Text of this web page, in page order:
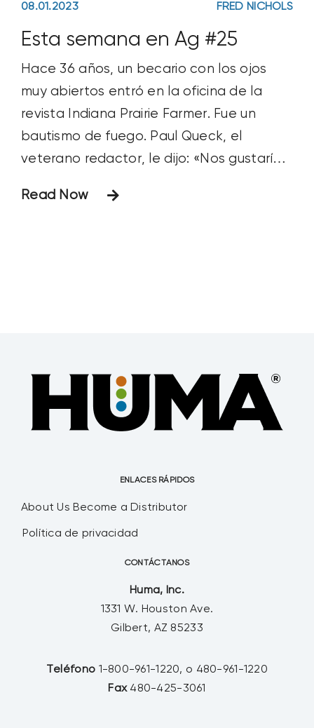
08.01.2023 FRED NICHOLS
Esta semana en Ag #25
Hace 36 años, un becario con los ojos
muy abiertos entró en la oficina de la
revista Indiana Prairie Farmer. Fue un
bautismo de fuego. Paul Queck, el
veterano redactor, le dijo: «Nos gustaría
que sea el artículo de portada de julio.
Read Now
ENLACES RÁPIDOS
About Us Become a Distributor
Política de privacidad
CONTÁCTANOS
Huma, Inc.
1331 W. Houston Ave.
Gilbert, AZ 85233
Teléfono 1-800-961-1220, o 480-961-1220
Fax 480-425-3061